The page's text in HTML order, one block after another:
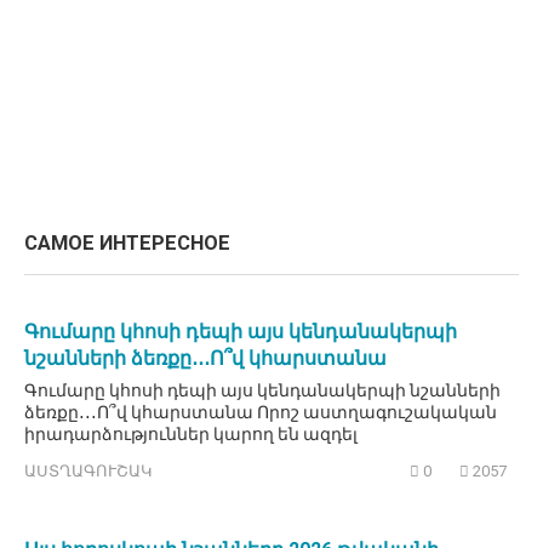
САМОЕ ИНТЕРЕСНОЕ
Գումարը կհոսի դեպի այս կենդանակերպի
նշանների ձեռքը․․․Ո՞վ կհարստանա
Գումարը կհոսի դեպի այս կենդանակերպի նշանների
ձեռքը․․․Ո՞վ կհարստանա Որոշ աստղագուշակական
իրադարձություններ կարող են ազդել
ԱՍՏՂԱԳՈՒՇԱԿ 0 2057